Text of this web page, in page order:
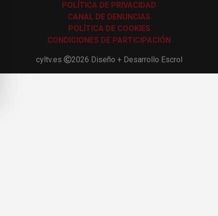
POLÍTICA DE PRIVACIDAD
CANAL DE DENUNCIAS
POLÍTICA DE COOKIES
CONDICIONES DE PARTICIPACIÓN
cyltv.es 2026 Diseño + Desarrollo Escrol